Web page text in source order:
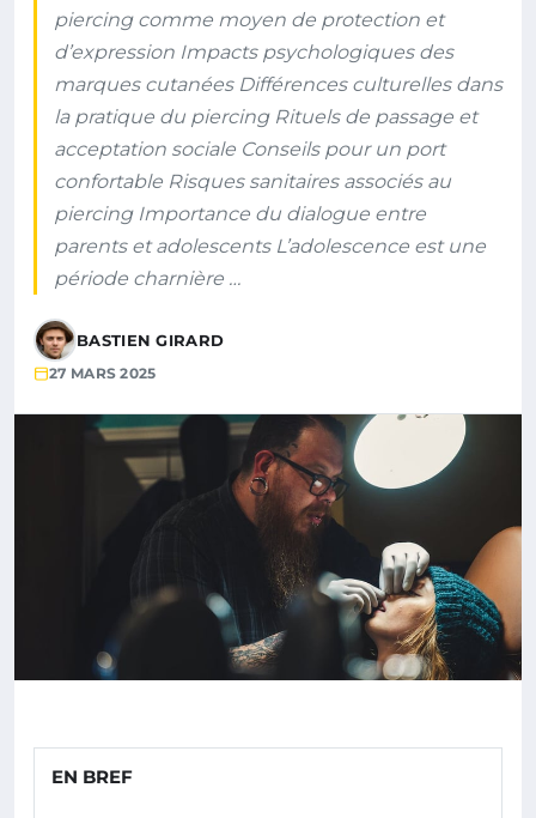
piercing comme moyen de protection et
d’expression Impacts psychologiques des
marques cutanées Différences culturelles dans
la pratique du piercing Rituels de passage et
acceptation sociale Conseils pour un port
confortable Risques sanitaires associés au
piercing Importance du dialogue entre
parents et adolescents L’adolescence est une
période charnière …
BASTIEN GIRARD
27 MARS 2025
EN BREF